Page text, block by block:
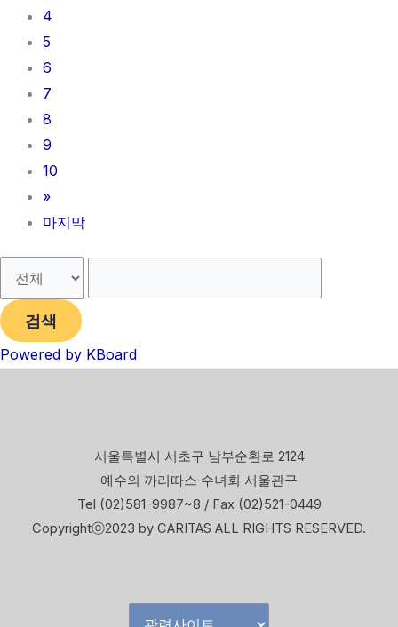
4
5
6
7
8
9
10
»
마지막
검색
Powered by KBoard
서울특별시 서초구 남부순환로 2124
예수의 까리따스 수녀회 서울관구
Tel (02)581-9987~8 / Fax (02)521-0449
Copyrightⓒ2023 by CARITAS ALL RIGHTS RESERVED.